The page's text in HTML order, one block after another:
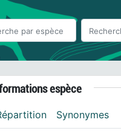
espèce
Synonymes